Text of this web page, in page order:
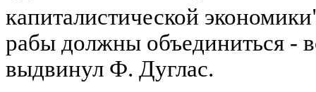
капиталистической
рабы должны объединиться -
выдвинул Ф. Дуглас.